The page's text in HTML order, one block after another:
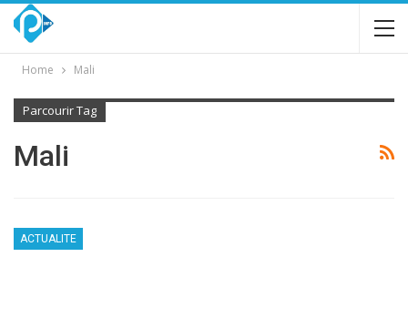
Home Mali
Parcourir Tag
Mali
ACTUALITE